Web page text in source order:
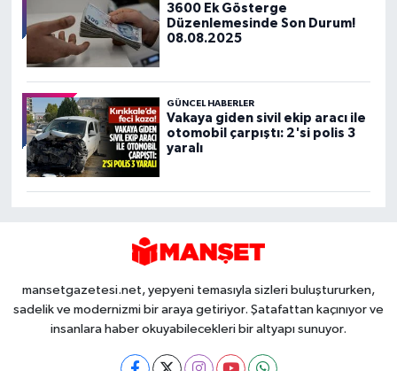
3600 Ek Gösterge
Düzenlemesinde Son Durum!
08.08.2025
GÜNCEL HABERLER
Vakaya giden sivil ekip aracı ile
otomobil çarpıştı: 2'si polis 3
yaralı
mansetgazetesi.net, yepyeni temasıyla sizleri buluştururken,
sadelik ve modernizmi bir araya getiriyor. Şatafattan kaçınıyor ve
insanlara haber okuyabilecekleri bir altyapı sunuyor.